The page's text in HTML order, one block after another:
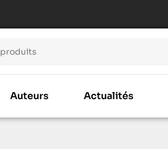
Auteurs Actualités